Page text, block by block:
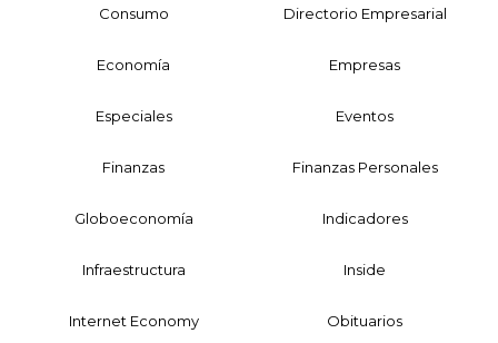
Consumo Directorio Empresarial
Economía Empresas
Especiales Eventos
Finanzas Finanzas Personales
Globoeconomía Indicadores
Infraestructura Inside
Internet Economy Obituarios